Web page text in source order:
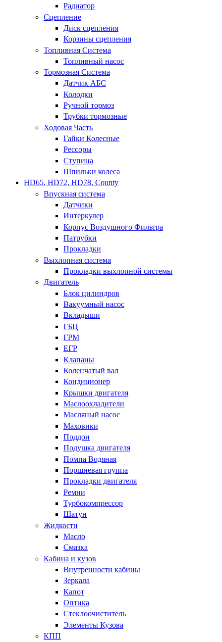
Радиатор
Сцепление
Диск сцепления
Корзины сцепления
Топливная Система
Топливный насос
Тормозная Система
Датчик АБС
Колодки
Ручной тормоз
Трубки тормозные
Ходовая Часть
Гайки Колесные
Рессоры
Ступица
Шпильки колеса
HD65, HD72, HD78, County
Впускная система
Датчики
Интеркулер
Корпус Воздушного Фильтра
Патрубки
Прокладки
Выхлопная система
Прокладки выхлопной системы
Двигатель
Блок цилиндров
Вакуумный насос
Вкладыши
ГБЦ
ГРМ
ЕГР
Клапаны
Коленчатый вал
Кондиционер
Крышки двигателя
Маслоохладители
Масляный насос
Маховики
Поддон
Подушка двигателя
Помпа Водяная
Поршневая группа
Прокладки двигателя
Ремни
Турбокомпрессор
Шатун
Жидкости
Масло
Смазка
Кабина и кузов
Внутренности кабины
Зеркала
Капот
Оптика
Стеклоочиститель
Элементы Кузова
КПП